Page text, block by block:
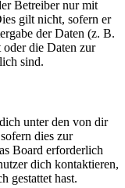
Betreiber nur mit
gilt nicht, sofern er
der Daten (z. B.
die Daten zur
sind.
unter den von dir
dies zur
Board erforderlich
dich kontaktieren,
gestattet hast.